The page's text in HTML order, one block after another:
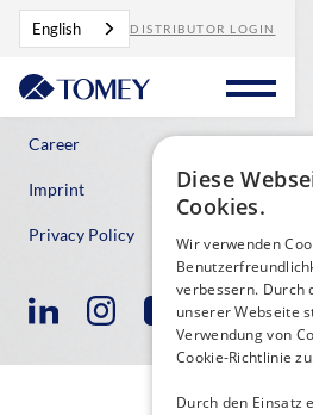
English DISTRIBUTOR LOGIN
Contact
Career
Imprint
Privacy Policy
Diese
Cookies.
Wir verwenden
verbessern. Durch
unserer Webseite
Verwendung von
Cookie-Richtlinie
Durch den Einsatz